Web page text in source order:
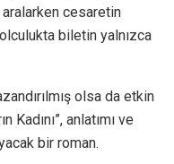
aralarken cesaretin
biletin yalnızca
olsa da etkin
Kadını”, anlatımı ve
bir roman.